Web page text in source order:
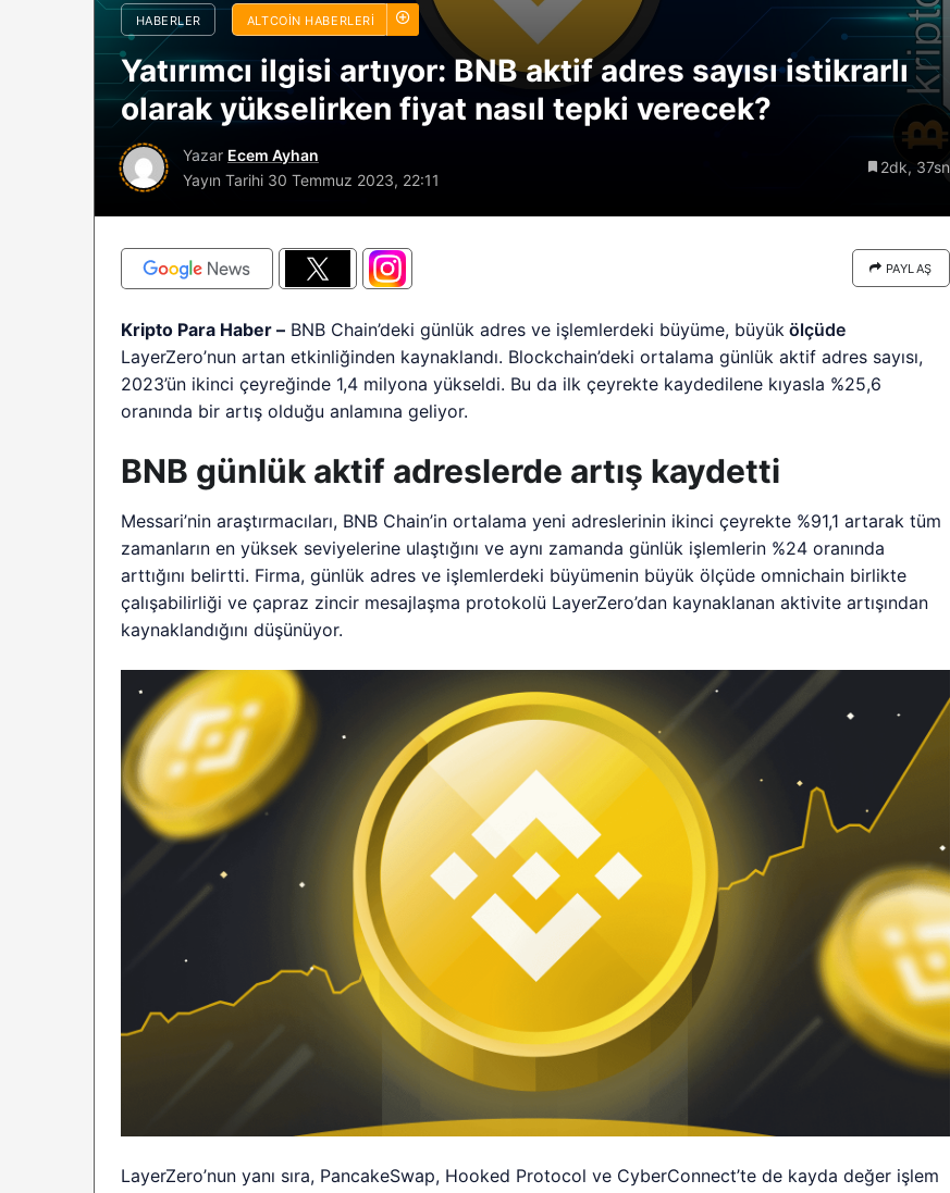
HABERLER ALTCOIN HABERLERI
Yatırımcı ilgisi artıyor: BNB aktif adres sayısı istikrarlı
olarak yükselirken fiyat nasıl tepki verecek?
Yazar Ecem Ayhan
Yayın Tarihi 30 Temmuz 2023, 22:11
2dk, 37sn
PAYLAŞ
Kripto Para Haber – BNB Chain’deki günlük adres ve işlemlerdeki büyüme, büyük ölçüde
LayerZero’nun artan etkinliğinden kaynaklandı. Blockchain’deki ortalama günlük aktif adres sayısı,
2023’ün ikinci çeyreğinde 1,4 milyona yükseldi. Bu da ilk çeyrekte kaydedilene kıyasla %25,6
oranında bir artış olduğu anlamına geliyor.
BNB günlük aktif adreslerde artış kaydetti
Messari’nin araştırmacıları, BNB Chain’in ortalama yeni adreslerinin ikinci çeyrekte %91,1 artarak tüm
zamanların en yüksek seviyelerine ulaştığını ve aynı zamanda günlük işlemlerin %24 oranında
arttığını belirtti. Firma, günlük adres ve işlemlerdeki büyümenin büyük ölçüde omnichain birlikte
çalışabilirliği ve çapraz zincir mesajlaşma protokolü LayerZero’dan kaynaklanan aktivite artışından
kaynaklandığını düşünüyor.
LayerZero’nun yanı sıra, PancakeSwap, Hooked Protocol ve CyberConnect’te de kayda değer işlem
sürüyor: Analistlere göre
2026 BTC çöküşü neden
sınırlı kalabilir?
Riski: Uzun Vadeli HYPER
Boğaları 31,1 Milyon Dolarlık
Birikim Yapıyor